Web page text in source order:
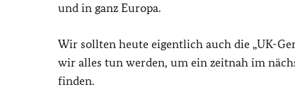
und in ganz Europa.
Wir sollten heute eigentlich auch die „UK-
wir alles tun werden, um ein zeitnah im
finden.